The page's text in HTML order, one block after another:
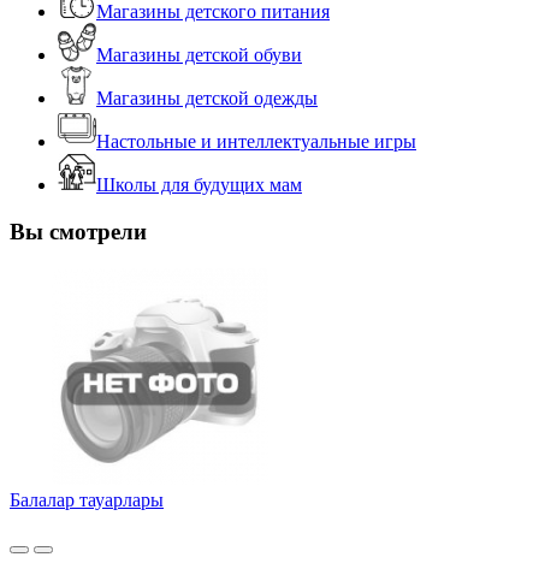
Магазины детского питания
Магазины детской обуви
Магазины детской одежды
Настольные и интеллектуальные игры
Школы для будущих мам
Вы смотрели
Балалар тауарлары